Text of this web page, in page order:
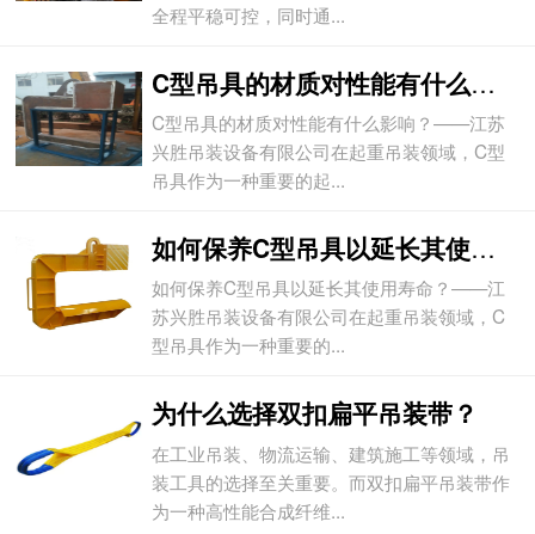
全程平稳可控，同时通...
C型吊具的材质对性能有什么影响？
C型吊具的材质对性能有什么影响？——江苏
兴胜吊装设备有限公司在起重吊装领域，C型
吊具作为一种重要的起...
如何保养C型吊具以延长其使用寿命？
如何保养C型吊具以延长其使用寿命？——江
苏兴胜吊装设备有限公司在起重吊装领域，C
型吊具作为一种重要的...
为什么选择双扣扁平吊装带？
在工业吊装、物流运输、建筑施工等领域，吊
装工具的选择至关重要。而双扣扁平吊装带作
为一种高性能合成纤维...